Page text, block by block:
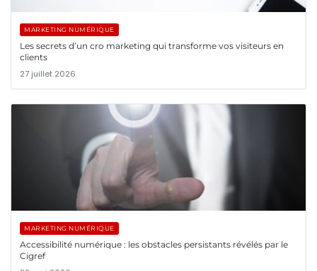
MARKETING NUMÉRIQUE
Les secrets d’un cro marketing qui transforme vos visiteurs en
clients
27 juillet 2026
MARKETING NUMÉRIQUE
Accessibilité numérique : les obstacles persistants révélés par le
Cigref